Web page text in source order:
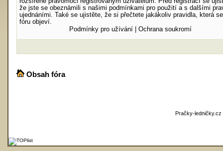
že jste se obeznámili s našimi podmínkami pro použití a s dalšími
ujednáními. Také se ujistěte, že si přečtete jakákoliv pravidla, která
fóru objeví.
Podmínky pro užívání
Ochrana soukromí
Obsah fóra
Pračky-ledničky.cz